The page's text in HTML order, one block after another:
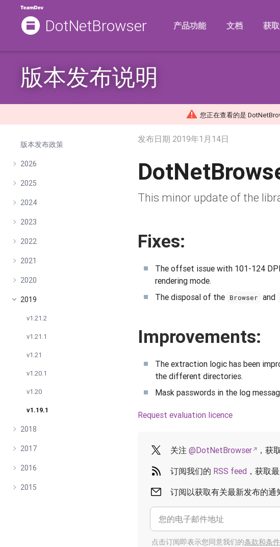
DotNetBrowser 产品功能 文档 获
版本发布说明
您正在查看的是
版本发布政策
2026
2025
2024
2023
2022
2021
2020
2019
v1.21.2
v1.21.1
v1.21
v1.20.1
v1.20
v1.19.1
2018
2017
2016
2015
发布日期 2019年1月14日
This minor update of the
Fixes:
The offset issue with 101-124
rendering mode.
The disposal of the Browser and
Improvements:
The extraction logic has been
the different directories.
Mask passwords in the log
Request evaluation licence
关注 @DotNetBrowser ，获
订阅我们的 RSS feed ，获取
订阅以获取有关最新发布的通
点击订阅即表示您同意我们的条款和条件